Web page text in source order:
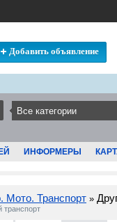
Добавить объявление
ИНФОРМЕРЫ
Мото. Транспорт »
транспорт